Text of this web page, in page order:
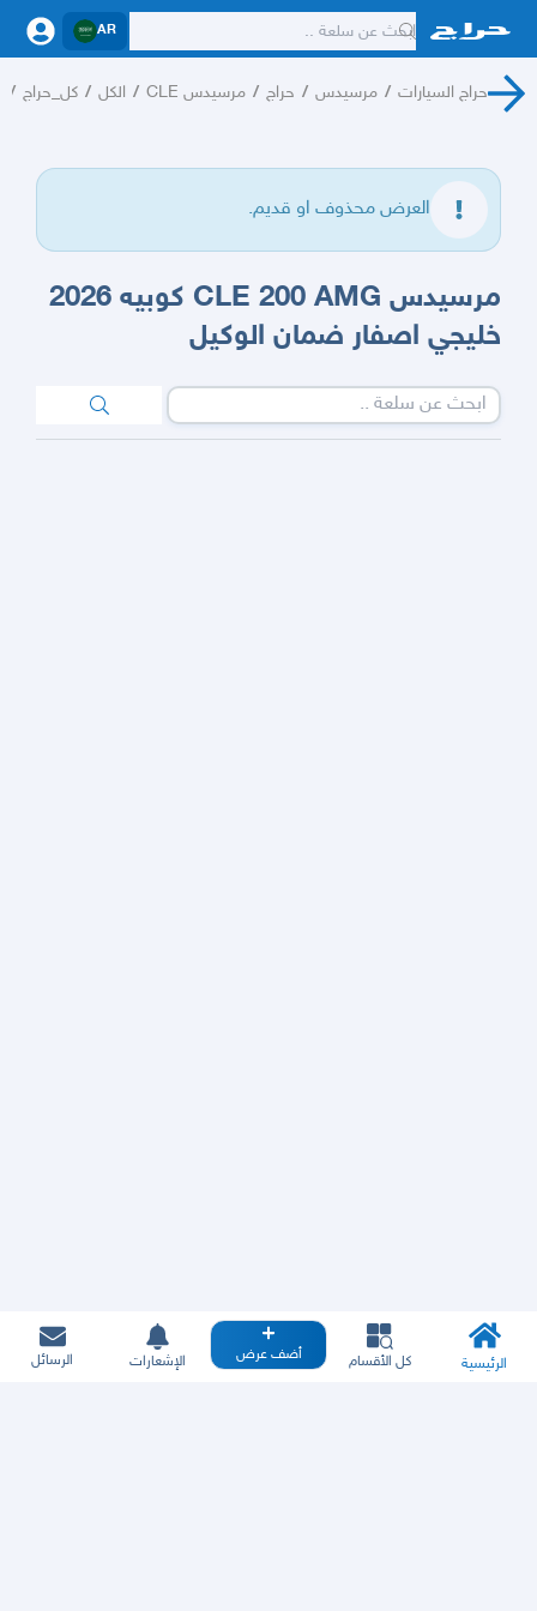
AR
حراج السيارات / مرسيدس / حراج / مرسيدس CLE / الكل / كل_حراج /
العرض محذوف او قديم.
مرسيدس CLE 200 AMG كوبيه 2026
خليجي اصفار ضمان الوكيل
الرئيسية كل الأقسام أضف عرض الإشعارات الرسائل